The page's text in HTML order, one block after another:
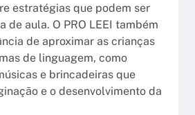
estratégias que podem ser
de aula. O PRO LEEI também
de aproximar as crianças
de linguagem, como
e brincadeiras que
e o desenvolvimento da